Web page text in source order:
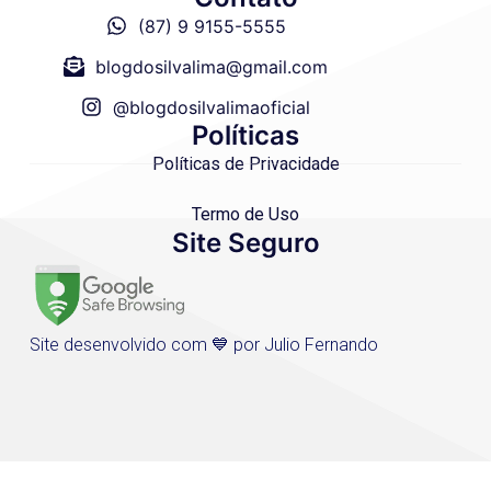
(87) 9 9155-5555
blogdosilvalima@gmail.com
@blogdosilvalimaoficial
Políticas
Políticas de Privacidade
Termo de Uso
Site Seguro
Site desenvolvido com 💙 por Julio Fernando